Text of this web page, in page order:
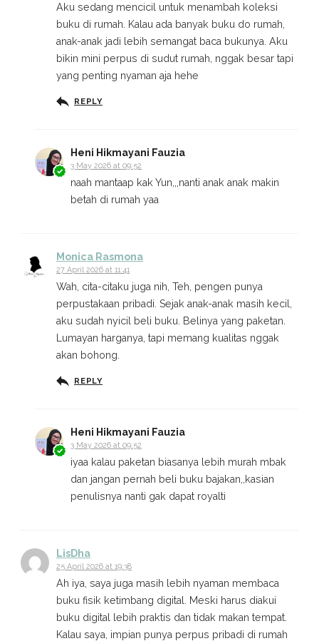
Aku sedang mencicil untuk menambah koleksi
buku di rumah. Kalau ada banyak buku do rumah,
anak-anak jadi lebih semangat baca bukunya. Aku
bikin mini perpus di sudut rumah, nggak besar tapi
yang penting nyaman aja hehe
REPLY
Heni Hikmayani Fauzia
3 May 2026 at 09:52
naah mantaap kak Yun,,,nanti anak anak makin
betah di rumah yaa
Monica Rasmona
27 April 2026 at 11:41
Wah, cita-citaku juga nih, Teh, pengen punya
perpustakaan pribadi. Sejak anak-anak masih kecil,
aku sudah nyicil beli buku. Belinya yang paketan.
Lumayan harganya, tapi memang kualitas nggak
akan bohong.
REPLY
Heni Hikmayani Fauzia
3 May 2026 at 09:52
iyaa kalau paketan biasanya lebih murah mbak
dan jangan pernah beli buku bajakan,,kasian
penulisnya nanti gak dapat royalti
LisDha
25 April 2026 at 19:38
Ah iya, saya juga masih lebih nyaman membaca
buku fisik ketimbang digital. Meski harus diakui
buku digital lebih praktis dan tidak makan tempat.
Kalau saya, impian punya perpus pribadi di rumah